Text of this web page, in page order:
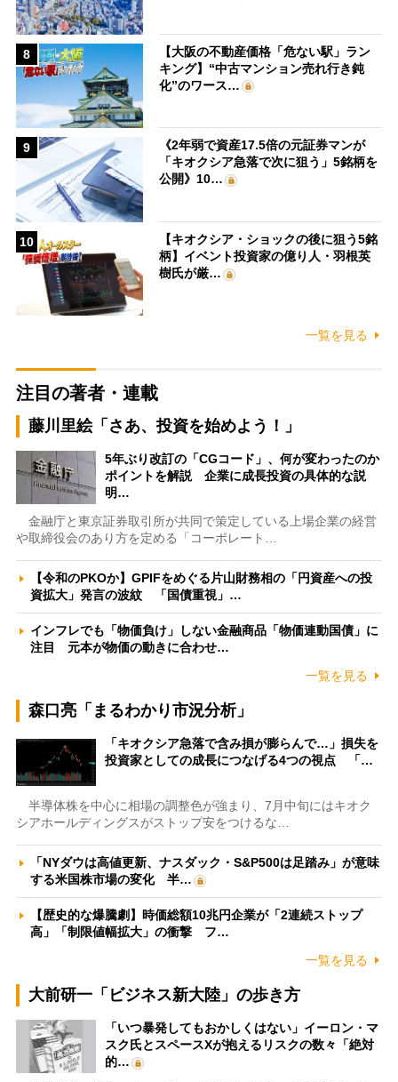
8
【大阪の不動産価格「危ない駅」ラン
キング】“中古マンション売れ行き鈍
化”のワース…
9
《2年弱で資産17.5倍の元証券マンが
「キオクシア急落で次に狙う」5銘柄を
公開》10…
10
【キオクシア・ショックの後に狙う5銘
柄】イベント投資家の億り人・羽根英
樹氏が厳…
一覧を見る
注目の著者・連載
藤川里絵「さあ、投資を始めよう！」
5年ぶり改訂の「CGコード」、何が変わったのか
ポイントを解説 企業に成長投資の具体的な説
明…
金融庁と東京証券取引所が共同で策定している上場企業の経営
や取締役会のあり方を定める「コーポレート…
【令和のPKOか】GPIFをめぐる片山財務相の「円資産への投
資拡大」発言の波紋 「国債重視」…
インフレでも「物価負け」しない金融商品「物価連動国債」に
注目 元本が物価の動きに合わせ…
一覧を見る
森口亮「まるわかり市況分析」
「キオクシア急落で含み損が膨らんで…」損失を
投資家としての成長につなげる4つの視点 「…
半導体株を中心に相場の調整色が強まり、7月中旬にはキオク
シアホールディングスがストップ安をつけるな…
「NYダウは高値更新、ナスダック・S&P500は足踏み」が意味
する米国株市場の変化 半…
【歴史的な爆騰劇】時価総額10兆円企業が「2連続ストップ
高」「制限値幅拡大」の衝撃 フ…
一覧を見る
大前研一「ビジネス新大陸」の歩き方
「いつ暴発してもおかしくはない」イーロン・マ
スク氏とスペースXが抱えるリスクの数々「絶対
的…